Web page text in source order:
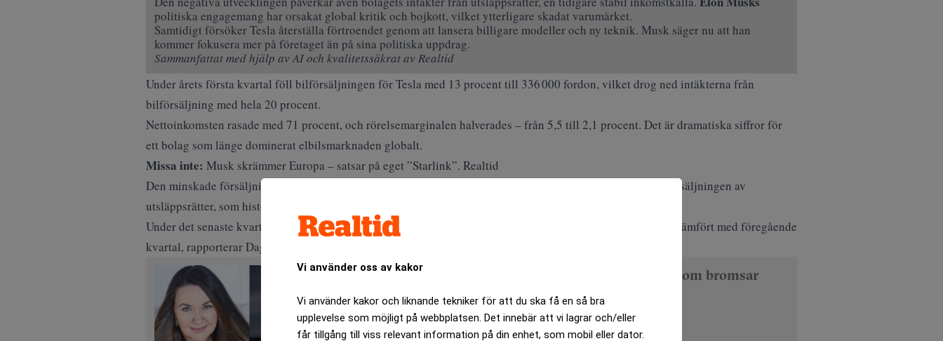
Vi använder oss av kakor
Vi använder kakor och liknande tekniker för att du ska få en så bra
upplevelse som möjligt på webbplatsen. Det innebär att vi lagrar och/eller
får tillgång till viss relevant information på din enhet, som mobil eller dator.
politiska engagemang har orsakat global kritik och bojkott, vilket ytterligare skadat varumärket.
Samtidigt försöker Tesla återställa förtroendet genom att lansera billigare modeller och ny teknik. Musk säger nu att han
kommer fokusera mer på företaget än på sina politiska uppdrag.
Sammanfattat med hjälp av AI och kvalitetssäkrat av Realtid
Under årets första kvartal föll bilförsäljningen för Tesla med 13 procent till 336 000 fordon, vilket drog ned intäkterna från
bilförsäljning med hela 20 procent.
Nettoinkomsten rasade med 71 procent, och rörelsemarginalen halverades – från 5,5 till 2,1 procent. Det är dramatiska siffror för
ett bolag som länge dominerat elbilsmarknaden globalt.
Missa inte: Musk skrämmer Europa – satsar på eget ”Starlink”. Realtid
Den minskade försäljningen slår inte bara mot kärnverksamheten. En annan intäktskälla som nu hotas är försäljningen av
utsläppsrätter, som historiskt har gett Tesla miljardinkomster genom så kallad ”poolning”.
Under det senaste kvartalet uppgick dessa intäkter till 5,6 miljarder kronor – en minskning med 14 procent jämfört med föregående
kvartal, rapporterarDagens industri
Tesla-ingenjörer hotades med utvisning efter larm om bromsar
Nu kan fallet tas upp i domstol.